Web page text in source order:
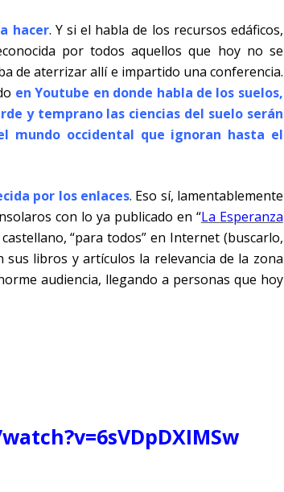
hacer. Y si el habla de los recursos edáficos,
por todos aquellos que hoy no se
de aterrizar allí e impartido una conferencia.
en Youtube en donde habla de los suelos,
y temprano las ciencias del suelo serán
mundo occidental que ignoran hasta el
por los enlaces. Eso sí, lamentablemente
con lo ya publicado en “La Esperanza
“para todos” en Internet (buscarlo,
libros y artículos la relevancia de la zona
audiencia, llegando a personas que hoy